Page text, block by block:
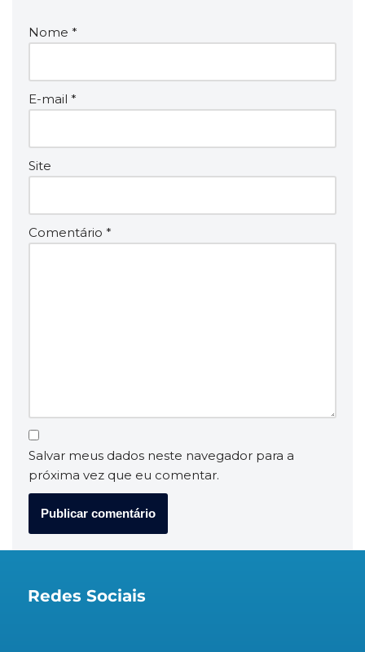
Nome *
E-mail *
Site
Comentário *
Salvar meus dados neste navegador para a
próxima vez que eu comentar.
Redes Sociais